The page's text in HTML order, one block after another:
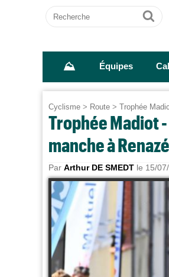
Recherche
Ok
⛰ Équipes
Cyclisme > Route > Trophée
Trophée Madiot
manche à Renazé
Par Arthur DE SMEDT le 15/